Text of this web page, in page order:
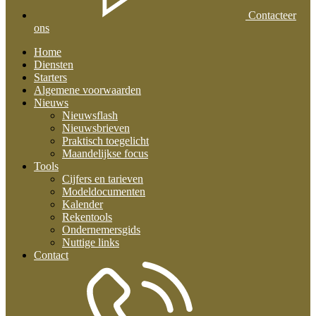
Contacteer
ons
Home
Diensten
Starters
Algemene voorwaarden
Nieuws
Nieuwsflash
Nieuwsbrieven
Praktisch toegelicht
Maandelijkse focus
Tools
Cijfers en tarieven
Modeldocumenten
Kalender
Rekentools
Ondernemersgids
Nuttige links
Contact